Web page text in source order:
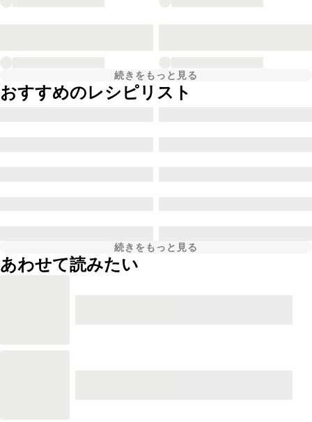
続きをもっと見る
おすすめのレシピリスト
続きをもっと見る
あわせて読みたい